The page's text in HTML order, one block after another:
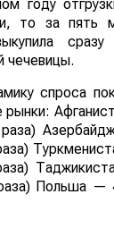
году
то за пять
чечевицы.
спроса
рынки:
Польша —